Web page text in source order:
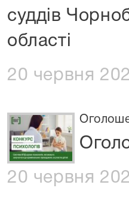
суддів
області
20 червня
20 червня